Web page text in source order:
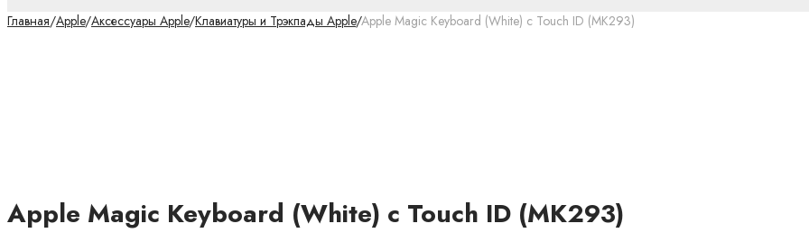
Главная/Apple/Аксессуары Apple/Клавиатуры и Трэкпады Apple/Apple Magic Keyboard (White) с Touch ID (MK293)
Apple Magic Keyboard (White) с Touch ID (MK293)